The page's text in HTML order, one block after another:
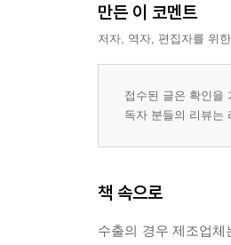
만든 이 코멘트
저자, 역자, 편집자를 위
접수된 글은 확인을
독자 분들의 리뷰는
책 속으로
수출의 경우 제조업